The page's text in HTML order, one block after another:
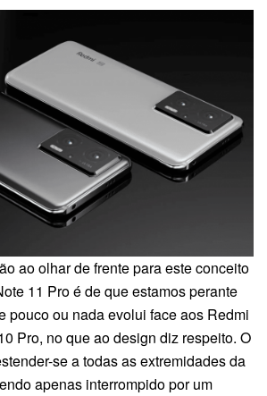
ao olhar de frente para este conceito
11 Pro é de que estamos perante
pouco ou nada evolui face aos Redmi
Pro, no que ao design diz respeito. O
se a todas as extremidades da
apenas interrompido por um